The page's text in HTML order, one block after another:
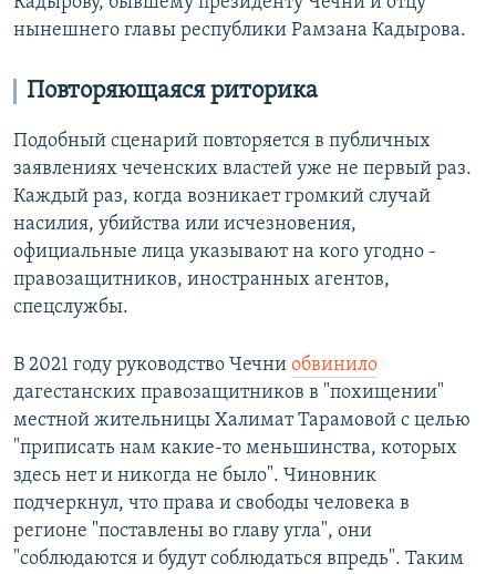
нынешнего главы республики Рамзана Кадырова.
Повторяющаяся риторика
Подобный сценарий повторяется в публичных
заявлениях чеченских властей уже не первый раз.
Каждый раз, когда возникает громкий случай
насилия, убийства или исчезновения,
официальные лица указывают на кого угодно -
правозащитников, иностранных агентов,
спецслужбы.
В 2021 году руководство Чечни обвинило
дагестанских правозащитников в "похищении"
местной жительницы Халимат Тарамовой с целью
"приписать нам какие-то меньшинства, которых
здесь нет и никогда не было". Чиновник
подчеркнул, что права и свободы человека в
регионе "поставлены во главу угла", они
"соблюдаются и будут соблюдаться впредь". Таким